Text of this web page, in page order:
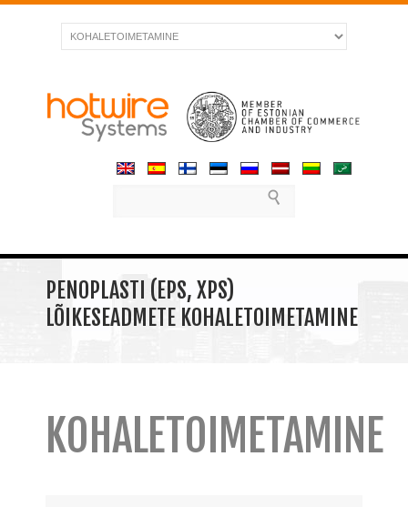
PENOPLASTI (EPS, XPS)
LÕIKESEADMETE KOHALETOIMETAMINE
KOHALETOIMETAMINE